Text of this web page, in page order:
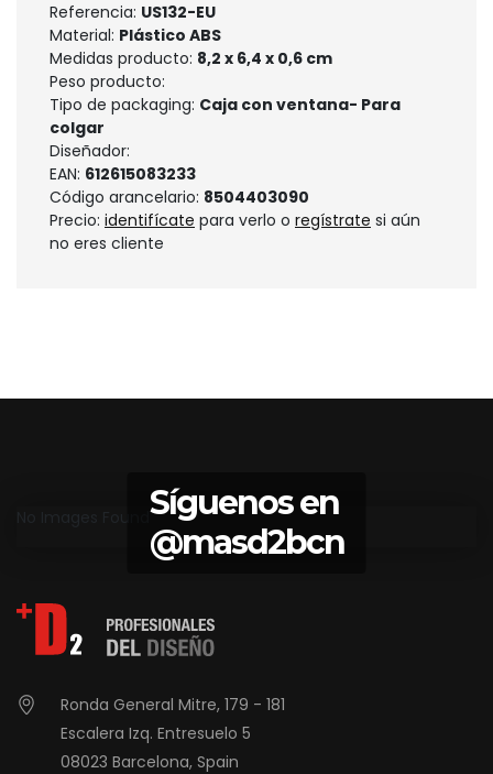
Referencia: US132-EU
Material: Plástico ABS
Medidas producto: 8,2 x 6,4 x 0,6 cm
Peso producto:
Tipo de packaging: Caja con ventana- Para
colgar
Diseñador:
EAN: 612615083233
Código arancelario: 8504403090
Precio: identifícate para verlo o regístrate si aún
no eres cliente
Síguenos en
@masd2bcn
Ronda General Mitre, 179 - 181
Escalera Izq. Entresuelo 5
08023 Barcelona, Spain